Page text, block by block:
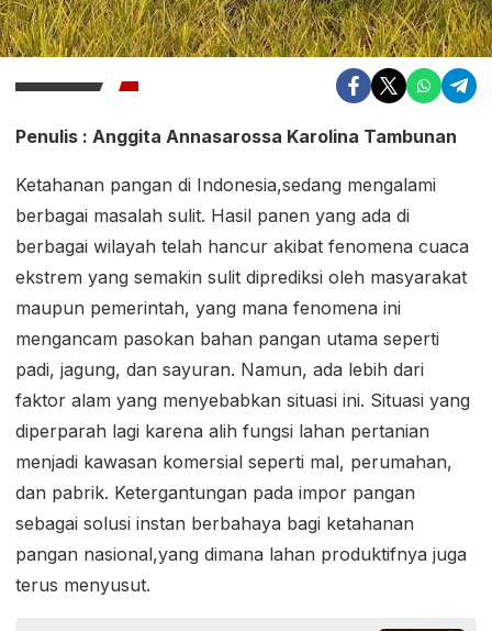
Penulis : Anggita Annasarossa Karolina Tambunan
Ketahanan pangan di Indonesia,sedang mengalami
berbagai masalah sulit. Hasil panen yang ada di
berbagai wilayah telah hancur akibat fenomena cuaca
ekstrem yang semakin sulit diprediksi oleh masyarakat
maupun pemerintah, yang mana fenomena ini
mengancam pasokan bahan pangan utama seperti
padi, jagung, dan sayuran. Namun, ada lebih dari
faktor alam yang menyebabkan situasi ini. Situasi yang
diperparah lagi karena alih fungsi lahan pertanian
menjadi kawasan komersial seperti mal, perumahan,
dan pabrik. Ketergantungan pada impor pangan
sebagai solusi instan berbahaya bagi ketahanan
pangan nasional,yang dimana lahan produktifnya juga
terus menyusut.